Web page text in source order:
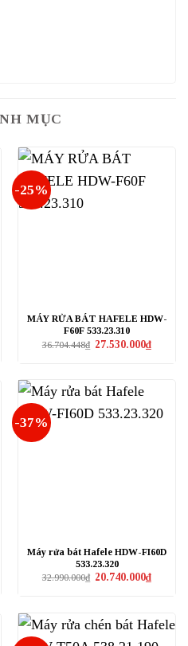
MỤC
-25%
MÁY RỬA BÁT HAFELE HDW-
F60F 533.23.310
36.704.448₫ Giá
27.530.000₫Giá
hiện
-37%
Máy rửa bát Hafele HDW-FI60D
533.23.320
32.990.000₫ Giá
20.740.000₫Giá
hiện